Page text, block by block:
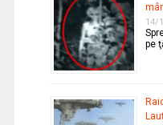
14/
pe